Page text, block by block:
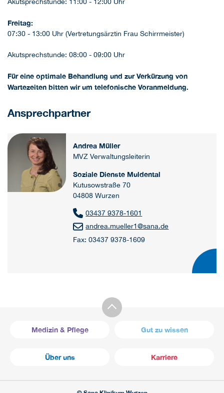
Freitag:
07:30 - 13:00 Uhr (Vertretungsärztin Frau Schirrmeister)
Akutsprechstunde: 08:00 - 09:00 Uhr
Für eine optimale Behandlung und zur Verkürzung von
Wartezeiten bitten wir um telefonische Voranmeldung.
Ansprechpartner
Andrea Müller
MVZ Verwaltungsleiterin
Soziale Dienste Muldental
Kutusowstraße 70
04808 Wurzen
03437 9378-1601
andrea.mueller1@sana.de
Fax: 03437 9378-1609
Medizin & Pflege Gut zu wissen
Über uns Karriere